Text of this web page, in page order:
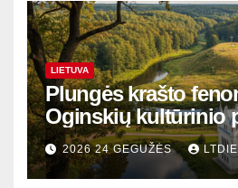
LIETUVA
Plungės krašto
Oginskių kultūrinio
Žemaitijos gamtos
2026 24 GEGUŽĖS